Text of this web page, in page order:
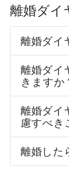
離婚ダイ
離婚ダイ
離婚ダイ
きますか
離婚ダイ
慮すべき
離婚した